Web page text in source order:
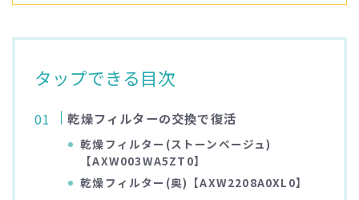
タップできる目次
乾燥フィルターの交換で復活
乾燥フィルター(ストーンベージュ)
【AXW003WA5ZT0】
乾燥フィルター(奥)【AXW2208A0XL0】